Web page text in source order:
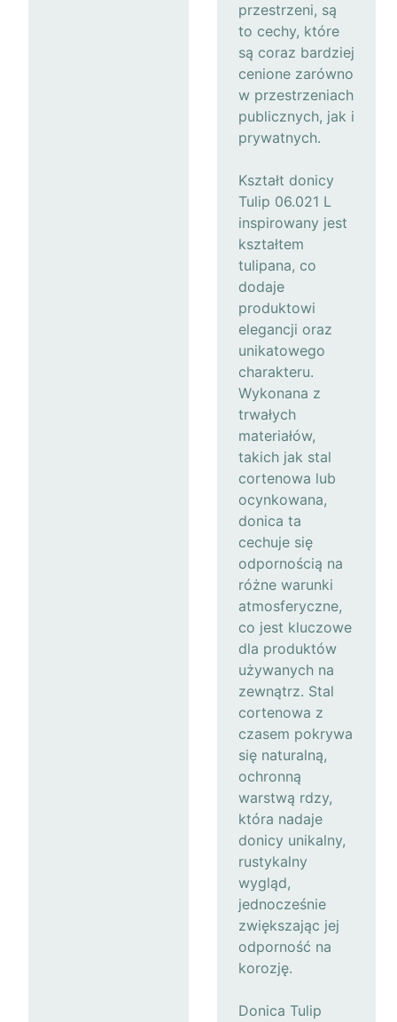
przestrzeni, są
to cechy, które
są coraz bardziej
cenione zarówno
w przestrzeniach
publicznych, jak i
prywatnych.
Kształt donicy
Tulip 06.021 L
inspirowany jest
kształtem
tulipana, co
dodaje
produktowi
elegancji oraz
unikatowego
charakteru.
Wykonana z
trwałych
materiałów,
takich jak stal
cortenowa lub
ocynkowana,
donica ta
cechuje się
odpornością na
różne warunki
atmosferyczne,
co jest kluczowe
dla produktów
używanych na
zewnątrz. Stal
cortenowa z
czasem pokrywa
się naturalną,
ochronną
warstwą rdzy,
która nadaje
donicy unikalny,
rustykalny
wygląd,
jednocześnie
zwiększając jej
odporność na
korozję.
Donica Tulip